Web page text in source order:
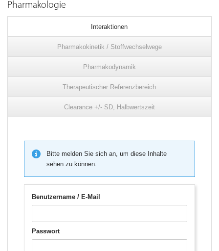
Pharmakologie
Interaktionen
Pharmakokinetik / Stoffwechselwege
Pharmakodynamik
Therapeutischer Referenzbereich
Clearance +/- SD, Halbwertszeit
Bitte melden Sie sich an, um diese Inhalte
sehen zu können.
Benutzername / E-Mail
Passwort